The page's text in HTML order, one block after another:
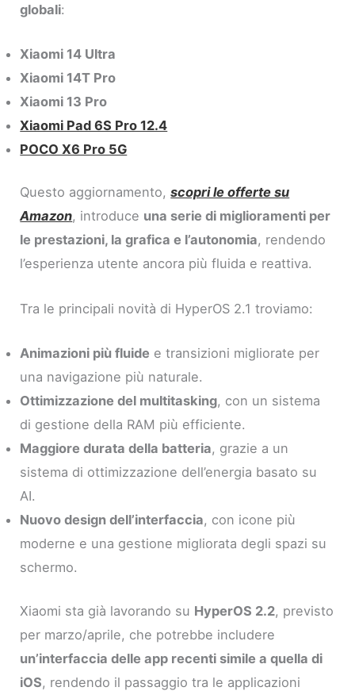
globali:
Xiaomi 14 Ultra
Xiaomi 14T Pro
Xiaomi 13 Pro
Xiaomi Pad 6S Pro 12.4
POCO X6 Pro 5G
Questo aggiornamento,scopri le offerte su
Amazon, introduce una serie di miglioramenti per
le prestazioni, la grafica e l’autonomia, rendendo
l’esperienza utente ancora più fluida e reattiva.
Tra le principali novità di HyperOS 2.1 troviamo:
Animazioni più fluide e transizioni migliorate per
una navigazione più naturale.
Ottimizzazione del multitasking, con un sistema
di gestione della RAM più efficiente.
Maggiore durata della batteria, grazie a un
sistema di ottimizzazione dell’energia basato su
AI.
Nuovo design dell’interfaccia, con icone più
moderne e una gestione migliorata degli spazi su
schermo.
Xiaomi sta già lavorando su HyperOS 2.2, previsto
per marzo/aprile, che potrebbe includere
un’interfaccia delle app recenti simile a quella di
iOS, rendendo il passaggio tra le applicazioni